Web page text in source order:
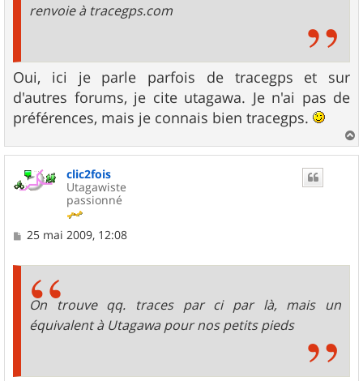
renvoie à tracegps.com
Oui, ici je parle parfois de tracegps et sur
d'autres forums, je cite utagawa. Je n'ai pas de
préférences, mais je connais bien tracegps.
a
clic2fois
Utagawiste
passionné
M
25 mai 2009, 12:08
On trouve qq. traces par ci par là, mais un
équivalent à Utagawa pour nos petits pieds